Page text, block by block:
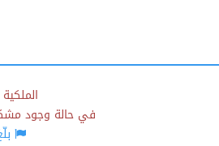
في حالة وجود مشكلة